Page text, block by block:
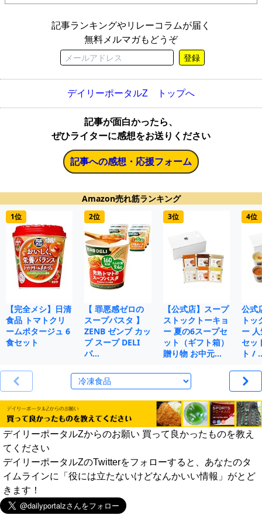
記事ランキングやリレーコラムが届く
無料メルマガもどうぞ
登録
デイリーポータルZ トップへ
記事が面白かったら、
ぜひライターに感想をお送りください
記事への感想・応援フォーム
Amazon売れ筋ランキング
1位
【完全メシ】日清
食品 トマトクリ
ームポタージュ 6
食セット
2位
【 罪悪感ゼロの
スープパスタ 】
ZENB ゼンブ カッ
プ スープ DELI
パ…
3位
【公式店】スープ
ストックトーキョ
ー 夏の6スープセ
ット（ギフト箱）
贈り物 お中元…
4位
公式
ト
ー
セッ
ト /
デイリーポータルZからのお願い 買って良かったものを教え
てください
デイリーポータルZのTwitterをフォローすると、あなたのタ
イムラインに「役には立たないけどなんかいい情報」がとど
きます！